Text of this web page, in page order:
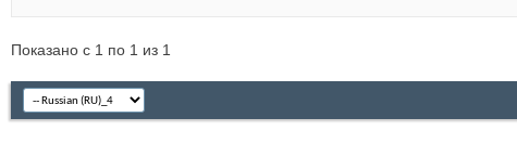
Показано с 1 по 1 из 1